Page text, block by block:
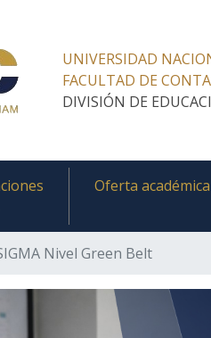
UNIVERSIDAD
FACULTAD DE
DIVISIÓN DE
Oferta académica
Nivel Green Belt